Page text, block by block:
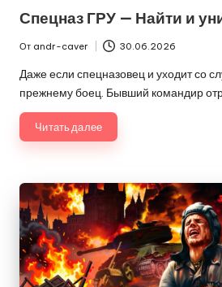
Спецназ ГРУ — Найти и
Запись
от
От andr-caver 30.06.2026
Даже если спецназовец и уходит со
прежнему боец. Бывший командир
Читать далее